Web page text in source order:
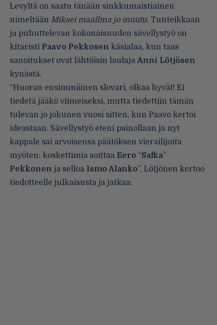
Levyltä on saatu tänään sinkkumaistiainen
nimeltään Miksei maailma jo muutu. Tunteikkaan
ja puhuttelevan kokonaisuuden sävellystyö on
kitaristi Paavo Pekkosen käsialaa, kun taas
sanoitukset ovat lähtöisin laulaja Anni Lötjösen
kynästä.
“Huoran ensimmäinen slovari, olkaa hyvät! Ei
tiedetä jääkö viimeiseksi, mutta tiedettiin tämän
tulevan jo jokunen vuosi sitten, kun Paavo kertoi
ideastaan. Sävellystyö eteni painollaan ja nyt
kappale sai arvoisensa päätöksen vierailijoita
myöten: koskettimia soittaa Eero “Safka”
Pekkonen ja selloa Ismo Alanko”, Lötjönen kertoo
tiedotteelle julkaisusta ja jatkaa: